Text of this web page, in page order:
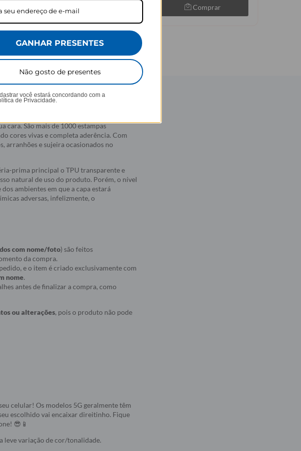
Comprar Comprar
cara. São mais de 1000 estampas
cores vivas e completa aderência. Com
arranhões e sujeira ocasionados no
prima principal o TPU transparente e
natural de uso do produto. Porém, o nível
ambientes em que a capa estará
adversas, infelizmente, o
com nome/foto) são feitos
da compra.
e o item é criado exclusivamente com
nome.
antes de finalizar a compra, como
ou alterações, pois o produto não pode
celular! Os modelos 5G geralmente têm
escolhido vai encaixar direitinho. Fique
😎📱
leve variação de cor/tonalidade.
GANHAR PRESENTES
Não gosto de presentes
você estará concordando com a
de Privacidade.